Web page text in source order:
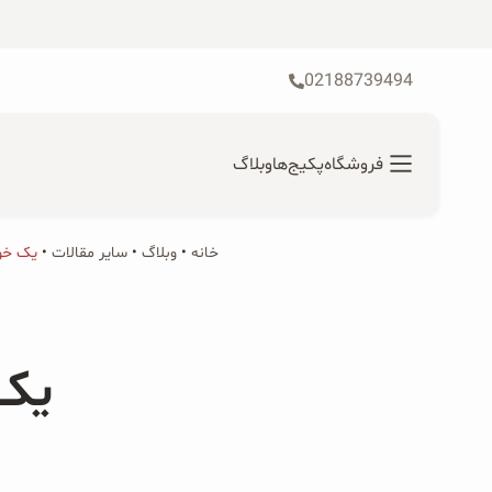
02188739494
فروشگاهپکیج‌هاوبلاگ
محصولات ارگانیک
خانه • وبلاگ • سایر مقالات • یک